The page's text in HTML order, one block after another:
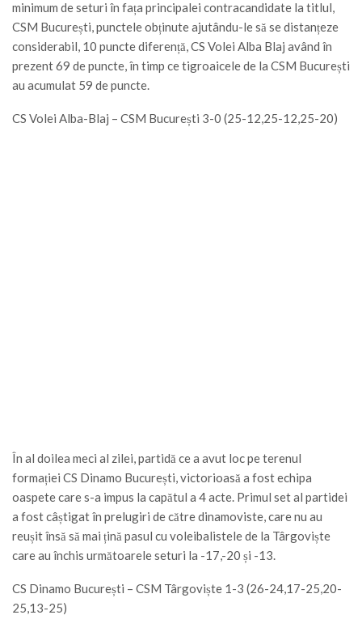
minimum de seturi în fața principalei contracandidate la titlul,
CSM București, punctele obținute ajutându-le să se distanțeze
considerabil, 10 puncte diferență, CS Volei Alba Blaj având în
prezent 69 de puncte, în timp ce tigroaicele de la CSM București
au acumulat 59 de puncte.
CS Volei Alba-Blaj – CSM București 3-0 (25-12,25-12,25-20)
În al doilea meci al zilei, partidă ce a avut loc pe terenul
formației CS Dinamo București, victorioasă a fost echipa
oaspete care s-a impus la capătul a 4 acte. Primul set al partidei
a fost câștigat în prelugiri de către dinamoviste, care nu au
reușit însă să mai țină pasul cu voleibalistele de la Târgoviște
care au închis următoarele seturi la -17,-20 și -13.
CS Dinamo București – CSM Târgoviște 1-3 (26-24,17-25,20-
25,13-25)